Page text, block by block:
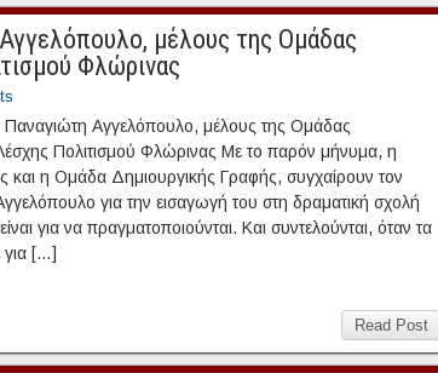
μέλους της Ομάδας
Φλώρινας
Παναγιώτη Αγγελόπουλο, μέλους της Ομάδας
Πολιτισμού Φλώρινας Με το παρόν μήνυμα, η
και η Ομάδα Δημιουργικής Γραφής, συγχαίρουν τον
για την εισαγωγή του στη δραματική σχολή
για να πραγματοποιούνται. Και συντελούνται, όταν τα
για […]
Read Post